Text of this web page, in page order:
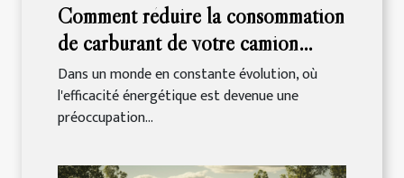
Comment réduire la consommation
de carburant de votre camion
frigorifique
Dans un monde en constante évolution, où
l'efficacité énergétique est devenue une
préoccupation...